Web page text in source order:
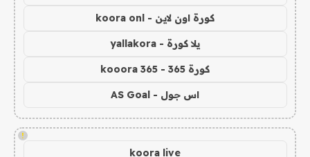
كورة اون لاين - koora onl
يلا كورة - yallakora
كورة 365 - kooora 365
اس جول - AS Goal
!
koora live